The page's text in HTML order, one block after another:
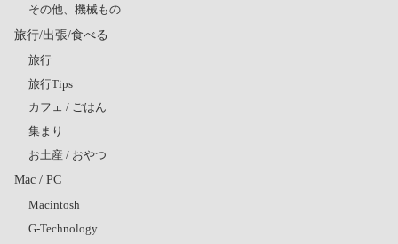
その他、機械もの
旅行/出張/食べる
旅行
旅行Tips
カフェ / ごはん
集まり
お土産 / おやつ
Mac / PC
Macintosh
G-Technology